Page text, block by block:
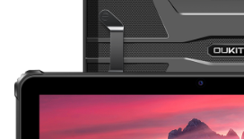
Aparate de Gătit
Oală sub Presiune
Slow Cooker
Grătar Grill
Gătit cu Aburi
Storcător